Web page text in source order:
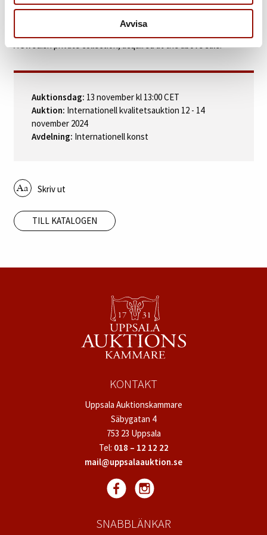
Avvisa
A Swedish private collection, acquired at the above sale.
Auktionsdag: 13 november kl 13:00 CET
Auktion: Internationell kvalitetsauktion 12 - 14
november 2024
Avdelning: Internationell konst
Skriv ut
TILL KATALOGEN
KONTAKT
Uppsala Auktionskammare
Säbygatan 4
753 23 Uppsala
Tel: 018 – 12 12 22
mail@uppsalaauktion.se
SNABBLÄNKAR